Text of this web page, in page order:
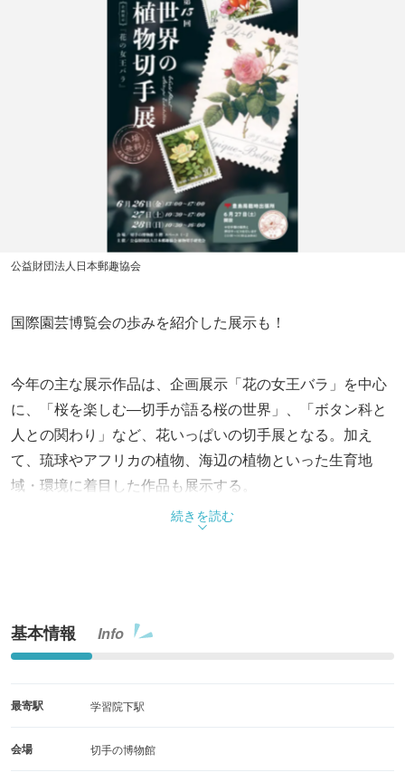
公益財団法人日本郵趣協会
国際園芸博覧会の歩みを紹介した展示も！
今年の主な展示作品は、企画展示「花の女王バラ」を中心
に、「桜を楽しむ―切手が語る桜の世界」、「ボタン科と
人との関わり」など、花いっぱいの切手展となる。加え
て、琉球やアフリカの植物、海辺の植物といった生育地
域・環境に着目した作品も展示する。
続きを読む
基本情報 Info
最寄駅 学習院下駅
会場 切手の博物館